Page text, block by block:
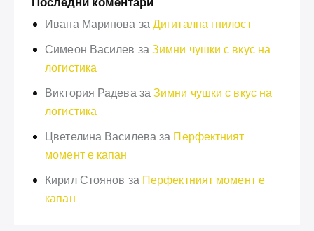
Ивана Маринова за Дигитална гнилост
Симеон Василев за Зимни чушки с вкус на
логистика
Виктория РадевазаЗимни чушки с вкус на
логистика
Цветелина Василева за Перфектният
момент е капан
Кирил Стоянов за Перфектният момент е
капан